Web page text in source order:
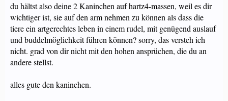
du hältst also deine 2 Kaninchen auf hartz4-massen, weil es dir
wichtiger ist, sie auf den arm nehmen zu können als dass die
tiere ein artgerechtes leben in einem rudel, mit genügend auslauf
und buddelmöglichkeit führen können? sorry, das versteh ich
nicht. grad von dir nicht mit den hohen ansprüchen, die du an
andere stellst.
alles gute den kaninchen.